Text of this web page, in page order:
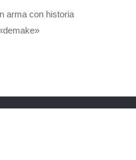
arma con historia